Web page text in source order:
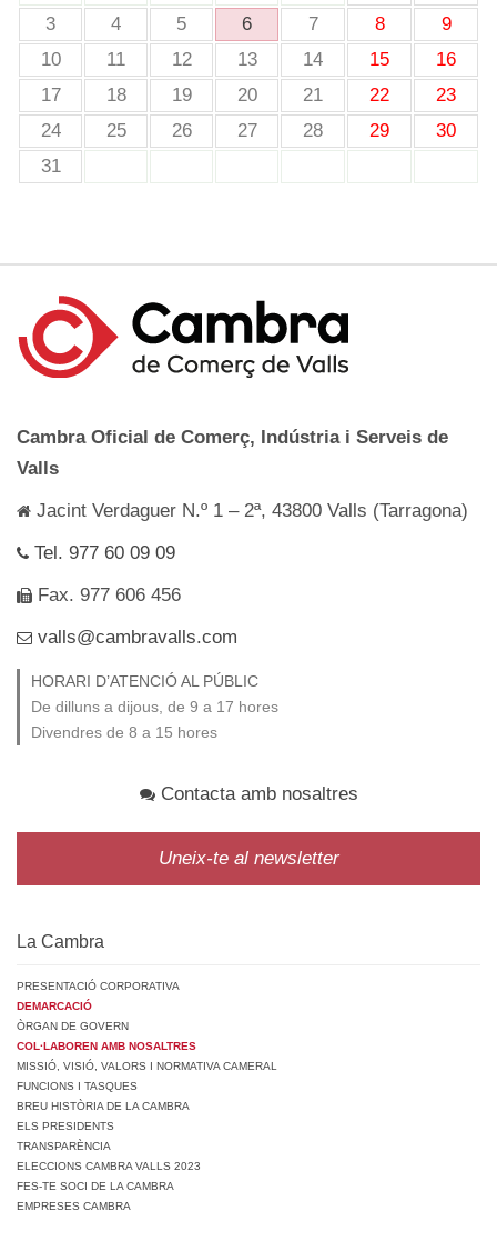
3 4 5 6 7 8
9
10
11 12 13 14 15
16
17
18 19 20 21 22
23
24
25 26 27 28 29
30
31
Cambra Oficial de Comerç, Indústria i Serveis de
Valls
Jacint Verdaguer N.º 1 – 2ª, 43800 Valls (Tarragona)
Tel. 977 60 09 09
Fax. 977 606 456
valls@cambravalls.com
HORARI D’ATENCIÓ AL PÚBLIC
De dilluns a dijous, de 9 a 17 hores
Divendres de 8 a 15 hores
Contacta amb nosaltres
Uneix-te al newsletter
La Cambra
PRESENTACIÓ CORPORATIVA
DEMARCACIÓ
ÒRGAN DE GOVERN
COL·LABOREN AMB NOSALTRES
MISSIÓ, VISIÓ, VALORS I NORMATIVA CAMERAL
FUNCIONS I TASQUES
BREU HISTÒRIA DE LA CAMBRA
ELS PRESIDENTS
TRANSPARÈNCIA
ELECCIONS CAMBRA VALLS 2023
FES-TE SOCI DE LA CAMBRA
EMPRESES CAMBRA